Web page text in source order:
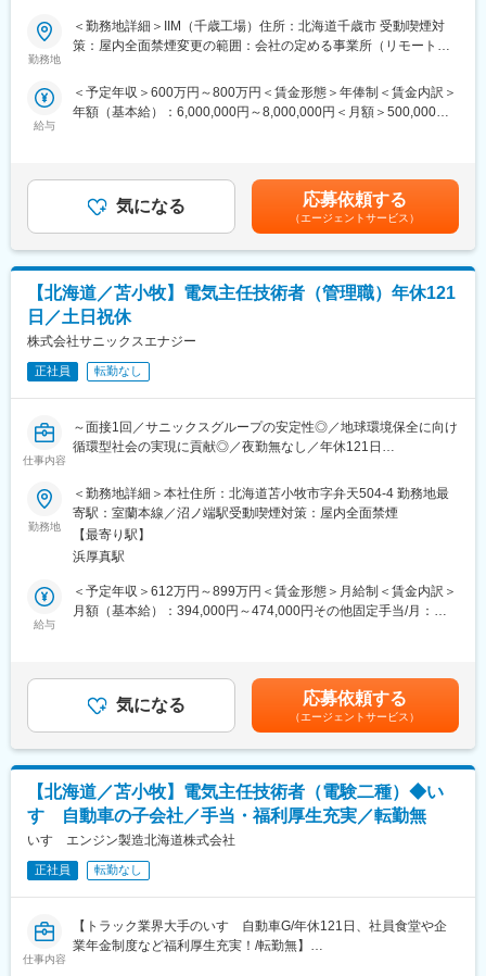
センター（LSTC）と連携して2020年代後半に2nm世代の最先端
ロジック半導体の短TATによる量産実現を目指しています。
米IBM社と戦略的パートナーシップを締結しており、現在多くの
技術者がIBM社にて2ナノ世代の要素技術獲得を進めています。並
期設計を進めており、2025年にはパイロットライン稼働、2027年
には量産開始を目指しています。
変更の範囲：会社の定める業務
■業務内容：
・エネルギー管理を部長、他のエンジニア、課員と協力して行
部門と協力して必要な情報を収集、整理および管理する業務。
・従業員にISO50001に関する教育・訓練を実施し、理解と遵守を
策定
・Scope3の算定ガイドライン策定
・SBTi、CDP取得に向けた準備
・フッ素系温室効果ガス(F-GHG)の削減推進
◇Rapidusについて◇
■日本の半導体を再び世界へ：
半導体は「産業のコメ」ともいわれる、今やあらゆる技術の開
発、進化に欠かせないものとなっています。かつては世界でも最
先端の半導体製造国であった日本ですが、現在は海外の半導体や
量産を目指し、設立されたのが当社です。
大手企業8社から総額73億円の出資を受け、「ポスト5G基金事
業」による次世代半導体の研究開発プロジェクトの委託先として
新エネルギー・産業技術総合開発機構（NEDO）から開発事業費
700億円を受けています。また、技術研究組合最先端半導体技術
センター（LSTC）と連携して2020年代後半に2nm世代の最先端
ロジック半導体の短TATによる量産実現を目指しています。
行してEUV露光機をはじめとして最先端の搬送システムや生産管
理システムの導入も進めています。現在はパイロットラインの初
期設計を進めており、2025年にはパイロットライン稼働、2027年
変更の範囲：会社の定める業務
勤務地
＜勤務地詳細＞IIM（千歳工場）住所：北海道千歳市 受動喫煙対
策：屋内全面禁煙変更の範囲：会社の定める事業所（リモートワ
給与
＜予定年収＞600万円～800万円＜賃金形態＞年俸制＜賃金内訳＞
年額（基本給）：6,000,000円～8,000,000円＜月額＞500,000円
す。月給(月額)は固定手当を含めた表記です。
気になる 応募依頼する
（エージェントサービス）
【北海道／苫小牧】電気主任技術者（管理職）年休121
日／土日祝休
株式会社サニックスエナジー
正社員 転勤なし
仕事内容
～面接1回／サニックスグループの安定性◎／地球環境保全に向け
循環型社会の実現に貢献◎／夜勤無なし／年休121日
■業務内容：
プラスチックを石油や石炭の代替燃料としてリサイクル発電を行
う当社にて、電気工作物に関する業務をお任せいたします。
■具体的な業務内容：
・電気工作物の工事に関する保安業務
・電気工作物の維持、運用に関する保安業務
当社では、長期にわたる発電事業の経験と実績から、多くの発電
技術を蓄積しています。
◇世界でさきがけとなるプラスチック燃料専焼の発電所です。
ます。
◇燃料は循環流動層ボイラーで燃焼させることにより、効率よく
蒸気を発生させ発電を行っています。
■発電事業の意義：
東日本大震災などをきっかけに、電力の有限性が今までになく注
目を集めている昨今において、当社の取り組む資源循環型発電な
どを普及させていくことによって、安全に作られた電気を安心し
て使える社会の実現に貢献していきたいと考えています。そのた
めに同社では、安定稼動・安全操業を行うのは勿論のこと、そう
勤務地
＜勤務地詳細＞本社住所：北海道苫小牧市字弁天504-4 勤務地最
寄駅：室蘭本線／沼ノ端駅受動喫煙対策：屋内全面禁煙
【最寄り駅】
浜厚真駅
給与
＜予定年収＞612万円～899万円＜賃金形態＞月給制＜賃金内訳＞
月額（基本給）：394,000円～474,000円その他固定手当/月：
績による賃金はあくまでも目安の金額であり、選考を通じて上下
する可能性があります。月給(月額)は固定手当を含めた表記です。
気になる 応募依頼する
（エージェントサービス）
【北海道／苫小牧】電気主任技術者（電験二種）◆い
すゞ自動車の子会社／手当・福利厚生充実／転勤無
いすゞエンジン製造北海道株式会社
正社員 転勤なし
仕事内容
【トラック業界大手のいすゞ自動車G/年休121日、社員食堂や企
業年金制度など福利厚生充実！/転勤無】